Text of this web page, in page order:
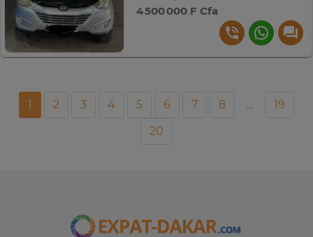
4 500 000 F Cfa
1 2 3 4 5 6 7 8 ...
19
20